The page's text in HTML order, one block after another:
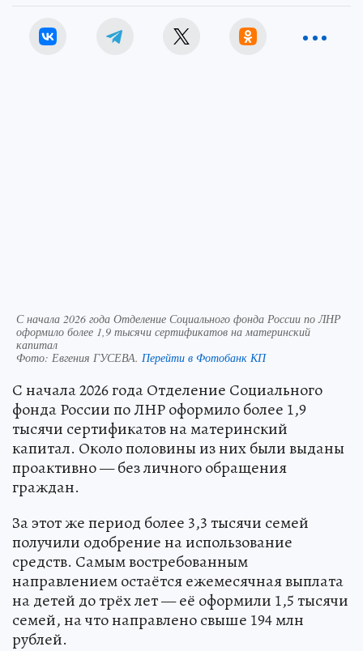
С начала 2026 года Отделение Социального фонда России по ЛНР
оформило более 1,9 тысячи сертификатов на материнский
капитал
Фото: Евгения ГУСЕВА. Перейти в Фотобанк КП
С начала 2026 года Отделение Социального
фонда России по ЛНР оформило более 1,9
тысячи сертификатов на материнский
капитал. Около половины из них были выданы
проактивно — без личного обращения
граждан.
За этот же период более 3,3 тысячи семей
получили одобрение на использование
средств. Самым востребованным
направлением остаётся ежемесячная выплата
на детей до трёх лет — её оформили 1,5 тысячи
семей, на что направлено свыше 194 млн
рублей.